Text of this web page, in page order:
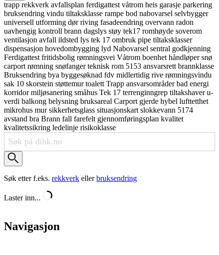
trapp rekkverk avfallsplan ferdigattest våtrom heis garasje parkering
bruksendring vindu tiltaksklasse rampe bod nabovarsel selvbygger
universell utforming dørriving fasadeendring overvann radon
uavhengig kontroll brann dagslys støy tek17 romhøyde soverom
ventilasjon avfall ildsted lys tek 17 ombruk pipe tiltaksklasser
dispensasjon hovedombygging lyd Nabovarsel sentral godkjenning
Ferdigattest fritidsbolig rømningsvei Våtrom boenhet håndløpersnø
carport rømning snøfangerteknisk rom 5153 ansvarsrett brannklasse
Bruksendring bya byggesøknad fdv midlertidig rive rømningsvindu
sak 10 skorstein støttemurtoalett Trapp ansvarsområderbad energi
korridormiljøsanering småhus Tek 17 terrenginngrep tiltakshaveru-
verdi balkong belysning bruksareal Carport gjerde hybel lufttetthet
mikrohus mursikkerhetsglass situasjonskart slokkevann 5174
avstand bra Brann fall farefelt gjennomføringsplan kvalitet
kvalitetssikring ledelinje risikoklasse
Søk etter f.eks. rekkverk ellerbruksendring
Laster inn...
Navigasjon